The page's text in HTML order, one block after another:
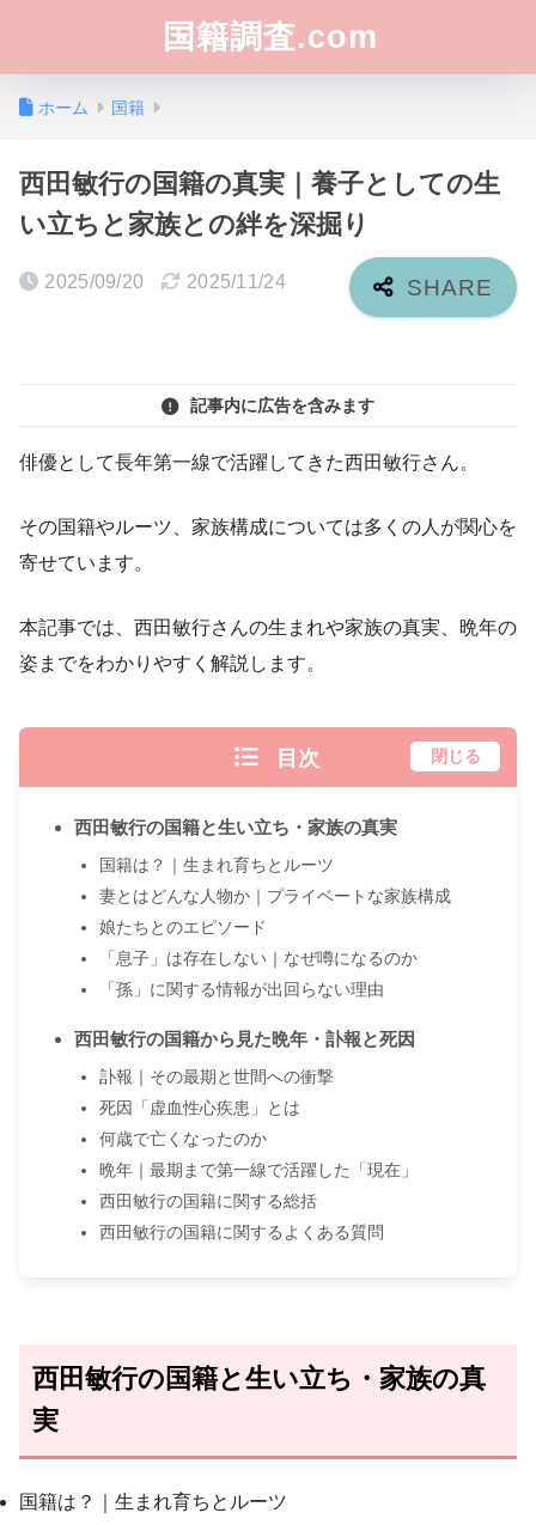
国籍調査.com
ホーム 国籍
西田敏行の国籍の真実｜養子としての生
い立ちと家族との絆を深掘り
2025/09/20 2025/11/24
記事内に広告を含みます
俳優として長年第一線で活躍してきた西田敏行さん。
その国籍やルーツ、家族構成については多くの人が関心を
寄せています。
本記事では、西田敏行さんの生まれや家族の真実、晩年の
姿までをわかりやすく解説します。
目次 閉じる
西田敏行の国籍と生い立ち・家族の真実
国籍は？｜生まれ育ちとルーツ
妻とはどんな人物か｜プライベートな家族構成
娘たちとのエピソード
「息子」は存在しない｜なぜ噂になるのか
「孫」に関する情報が出回らない理由
西田敏行の国籍から見た晩年・訃報と死因
訃報｜その最期と世間への衝撃
死因「虚血性心疾患」とは
何歳で亡くなったのか
晩年｜最期まで第一線で活躍した「現在」
西田敏行の国籍に関する総括
西田敏行の国籍に関するよくある質問
西田敏行の国籍と生い立ち・家族の真
実
国籍は？｜生まれ育ちとルーツ